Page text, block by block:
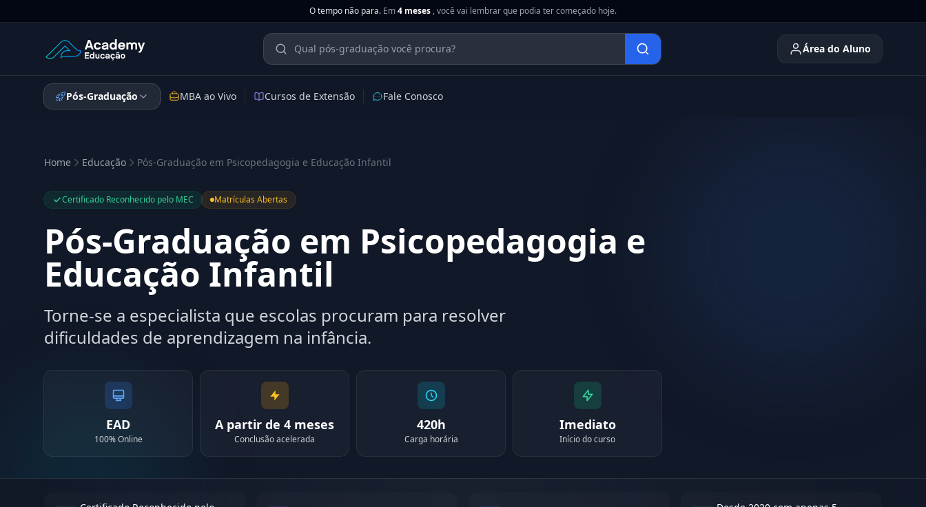
O tempo não para. Em4 meses , você vai lembrar que podia ter começado hoje.
Academy Educação — Página Inicial Área do Aluno
Pós-Graduação MBA ao Vivo Cursos de Extensão Fale Conosco
Home Educação Pós-Graduação em Psicopedagogia e Educação Infantil
Certificado Reconhecido pelo MEC Matrículas Abertas
Pós-Graduação em Psicopedagogia e
Educação Infantil
Torne-se a especialista que escolas procuram para resolver
dificuldades de aprendizagem na infância.
EAD
100% Online
A partir de 4 meses
Conclusão acelerada
420h
Carga horária
Imediato
Início do curso